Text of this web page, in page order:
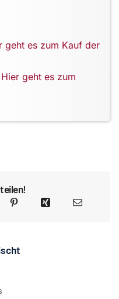
geht es zum Kauf der
Hier geht es zum